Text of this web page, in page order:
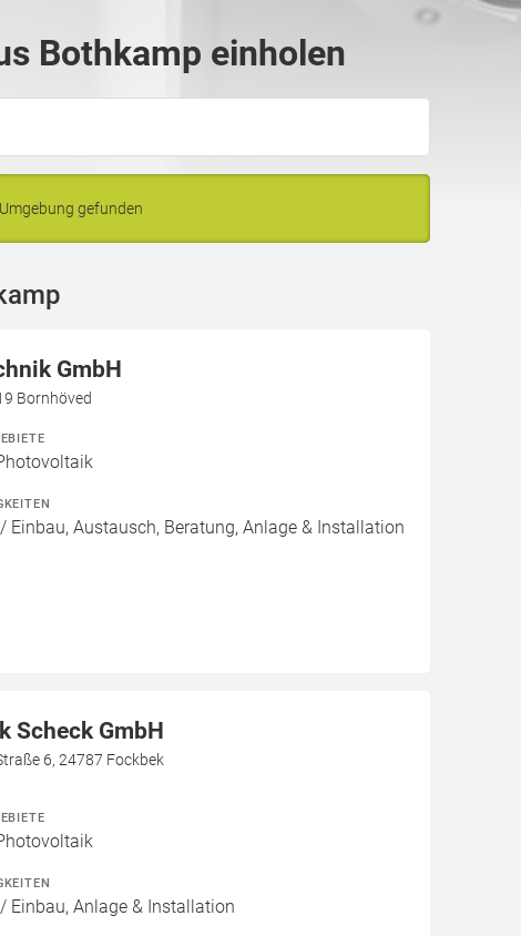
Bothkamp einholen
gefunden
GmbH
Bornhöved
Einbau, Austausch, Beratung, Anlage & Installation
Scheck GmbH
6, 24787 Fockbek
Einbau, Anlage & Installation